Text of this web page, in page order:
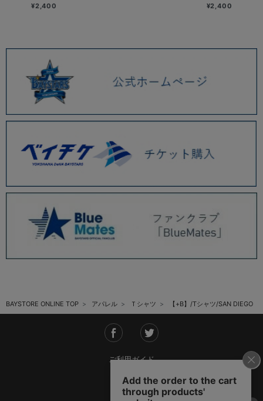
¥2,400 ¥2,400
BAYSTORE ONLINE TOP アパレル Ｔシャツ 【+B】/Tシャツ/SAN DIEGO
ご利用ガイド
会社概要